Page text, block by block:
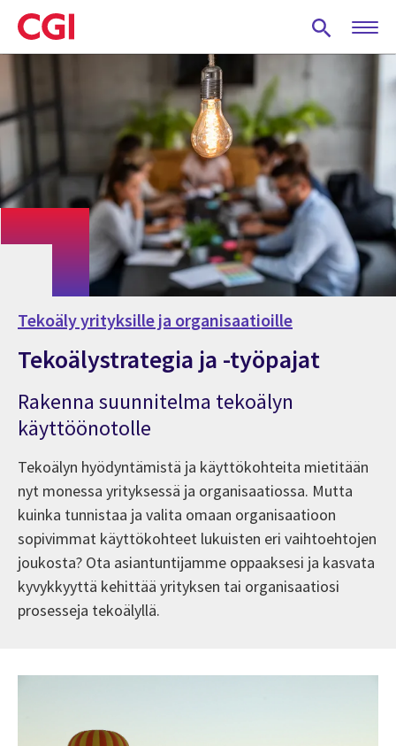
Skip
to
main
Tekoäly yrityksille ja organisaatioille
Tekoälystrategia ja -työpajat
Rakenna suunnitelma tekoälyn
käyttöönotolle
Tekoälyn hyödyntämistä ja käyttökohteita mietitään
nyt monessa yrityksessä ja organisaatiossa. Mutta
kuinka tunnistaa ja valita omaan organisaatioon
sopivimmat käyttökohteet lukuisten eri vaihtoehtojen
joukosta? Ota asiantuntijamme oppaaksesi ja kasvata
kyvykkyyttä kehittää yrityksen tai organisaatiosi
prosesseja tekoälyllä.